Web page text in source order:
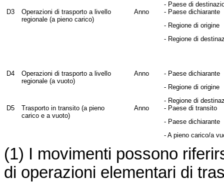
- Paese di
D3
Operazioni di trasporto a livello
regionale (a pieno carico)
Anno
- Paese dichiarante
- Regione di origine
- Regione di
D4
Operazioni di trasporto a livello
regionale (a vuoto)
Anno
- Paese dichiarante
- Regione di origine
- Regione di
D5
Trasporto in transito (a pieno
carico e a vuoto)
Anno
- Paese di transito
- Paese dichiarante
- A pieno carico/a
(1) I movimenti possono
di operazioni elementari di